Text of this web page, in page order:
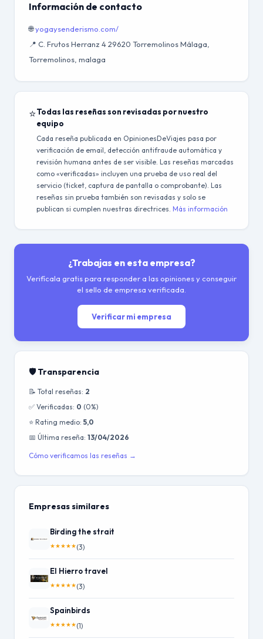
Información de contacto
🌐yogaysenderismo.com/
📍 C. Frutos Herranz 4 29620 Torremolinos Málaga,
Torremolinos, malaga
⭐Todas las reseñas son revisadas por nuestro
equipo
Cada reseña publicada en OpinionesDeViajes pasa por
verificación de email, detección antifraude automática y
revisión humana antes de ser visible. Las reseñas marcadas
como «verificadas» incluyen una prueba de uso real del
servicio (ticket, captura de pantalla o comprobante). Las
reseñas sin prueba también son revisadas y solo se
publican si cumplen nuestras directrices. Más información
¿Trabajas en esta empresa?
Verifícala gratis para responder a las opiniones y conseguir
el sello de empresa verificada.
Verificar mi empresa
🛡️ Transparencia
📝 Total reseñas: 2
✅ Verificadas: 0 (0%)
⭐ Rating medio: 5,0
📅 Última reseña: 13/04/2026
Cómo verificamos las reseñas →
Empresas similares
Birding the strait
★★★★★(3)
El Hierro travel
★★★★★(3)
Spainbirds
★★★★★(1)